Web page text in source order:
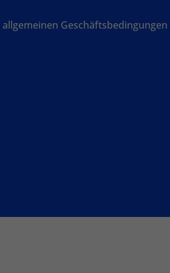
allgemeinen Geschäftsbedingungen